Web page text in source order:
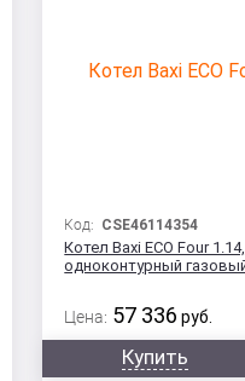
Код: CSE46114354
Котел Baxi ECO Four
одноконтурный
Цена: 57 336 руб.
Купить